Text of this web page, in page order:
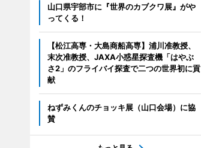
山口県宇部市に『世界のカブクワ展』がや
ってくる！
【松江高専・大島商船高専】浦川准教授、
末次准教授、JAXA小惑星探査機「はやぶ
さ2」のフライバイ探査で二つの世界初に貢
献
ねずみくんのチョッキ展（山口会場）に協
賛